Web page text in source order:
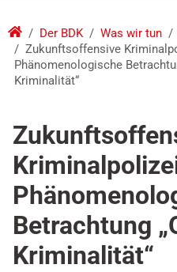
Der BDK Was wir tun
Zukunftsoffensive
Phänomenologische
Kriminalität“
Betrachtung
Kriminalität“